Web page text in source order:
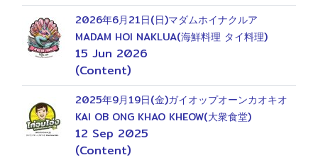
2026年6月21日(日)マダムホイナクルア
MADAM HOI NAKLUA(海鮮料理 タイ料理)
15 Jun 2026
(Content)
2025年9月19日(金)ガイオップオーンカオキオ
KAI OB ONG KHAO KHEOW(大衆食堂)
12 Sep 2025
(Content)